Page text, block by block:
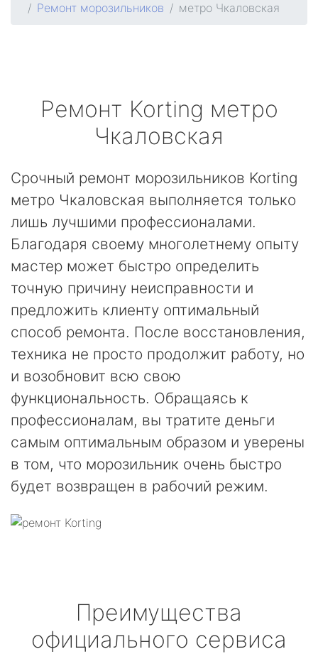
Ремонт морозильников
метро Чкаловская
Ремонт Korting метро
Чкаловская
Срочный ремонт морозильников Korting
метро Чкаловская выполняется только
лишь лучшими профессионалами.
Благодаря своему многолетнему опыту
мастер может быстро определить
точную причину неисправности и
предложить клиенту оптимальный
способ ремонта. После восстановления,
техника не просто продолжит работу, но
и возобновит всю свою
функциональность. Обращаясь к
профессионалам, вы тратите деньги
самым оптимальным образом и уверены
в том, что морозильник очень быстро
будет возвращен в рабочий режим.
Преимущества
официального сервиса